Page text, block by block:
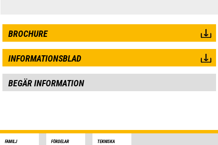
BROCHURE
INFORMATIONSBLAD
BEGÄR INFORMATION
FAMILJ FÖRDELAR
TEKNISKA